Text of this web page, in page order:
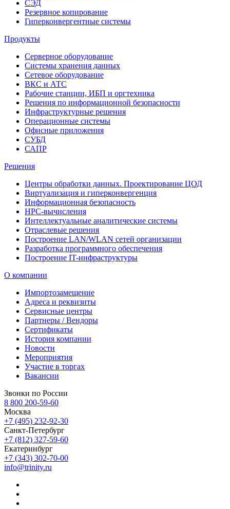
СЭД
Резервное копирование
Гиперконвергентные системы
Продукты
Серверное оборудование
Системы хранения данных
Сетевое оборудование
ВКС и АТС
Рабочие станции, ИБП и оргтехника
Решения по информационной безопасности
Инфраструктурные решения
Операционные системы
Офисные приложения
СУБД
САПР
Решения
Центры обработки данных. Проектирование ЦОД
Виртуализация и гиперконвергенция
Информационная безопасность
HPC-вычисления
Интеллектуальные аналитические системы
Отраслевые решения
Построение LAN/WLAN сетей организации
Разработка программного обеспечения
Построение IT-инфраструктуры
О компании
Импортозамещение
Адреса и реквизиты
Сервисные центры
Партнеры / Вендоры
Сертификаты
История компании
Новости
Мероприятия
Участие в торгах
Вакансии
Звонки по России
8 800 200-59-60
Москва
+7 (495) 232-92-30
Санкт-Петербург
+7 (812) 327-59-60
Екатеринбург
+7 (343) 302-70-00
info@trinity.ru